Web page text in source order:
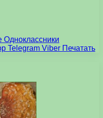
Одноклассники
Telegram Viber Печатать